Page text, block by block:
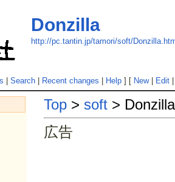
Donzilla
http://pc.tantin.jp/tamori/soft/
Search| Recent changes Help] [ New| Edit
Top > soft > Donzilla
広告